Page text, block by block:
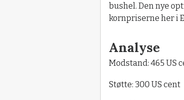
bushel. Den nye
kornpriserne her i
Analyse
Modstand: 465 US
Støtte: 300 US cent